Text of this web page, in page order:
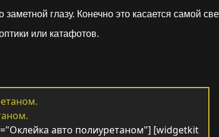
глазу. Конечно это касается самой
или катафотов.
авто полиуретаном"] [widgetkit